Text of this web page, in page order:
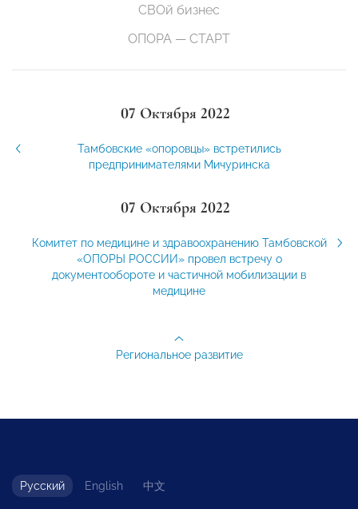
СВОй бизнес
ОПОРА — СТАРТ
07 Октября 2022
Тамбовские «опоровцы» встретились
предпринимателями Мичуринска
07 Октября 2022
Комитет по медицине и здравоохранению Тамбовской
«ОПОРЫ РОССИИ» провел встречу о
документообороте и частичной мобилизации в
медицине
Региональное развитие
Русский English 中文